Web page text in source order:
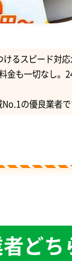
るスピード対
金も一切なし。
の優良業者
ど